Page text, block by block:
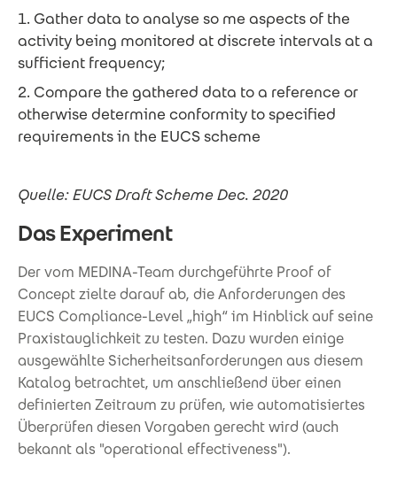
1. Gather data to analyse so me aspects of the
activity being monitored at discrete intervals at a
sufficient frequency;
2. Compare the gathered data to a reference or
otherwise determine conformity to specified
requirements in the EUCS scheme
Quelle: EUCS Draft Scheme Dec. 2020
Das Experiment
Der vom MEDINA-Team durchgeführte Proof of
Concept zielte darauf ab, die Anforderungen des
EUCS Compliance-Level „high“ im Hinblick auf seine
Praxistauglichkeit zu testen. Dazu wurden einige
ausgewählte Sicherheitsanforderungen aus diesem
Katalog betrachtet, um anschließend über einen
definierten Zeitraum zu prüfen, wie automatisiertes
Überprüfen diesen Vorgaben gerecht wird (auch
bekannt als "operational effectiveness").